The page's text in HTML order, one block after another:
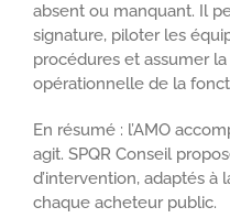
absent ou manquant. Il
signature, piloter les
procédures et assumer
opérationnelle de la
En résumé : l’AMO
agit. SPQR Conseil
d’intervention, adaptés à
chaque acheteur public.